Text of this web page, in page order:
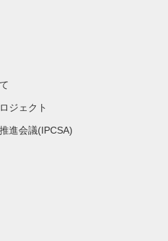
ジェクト
進会議(IPCSA)